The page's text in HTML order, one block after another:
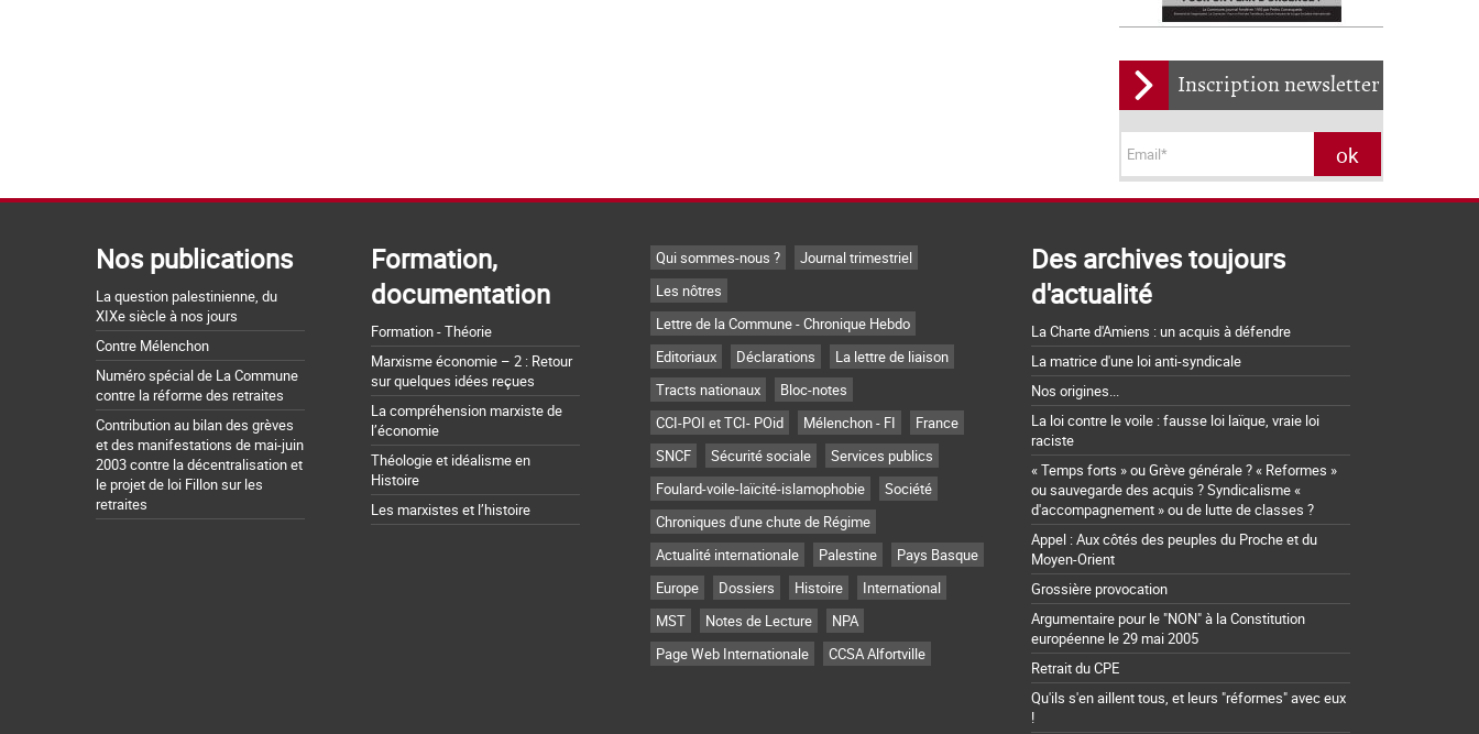
Inscription newsletter
Nos publications
La question palestinienne, du
XIXe siècle à nos jours
Contre Mélenchon
Numéro spécial de La Commune
contre la réforme des retraites
Contribution au bilan des grèves
et des manifestations de mai-juin
2003 contre la décentralisation et
le projet de loi Fillon sur les
retraites
Formation,
documentation
Formation - Théorie
Marxisme économie – 2 : Retour
sur quelques idées reçues
La compréhension marxiste de
l’économie
Théologie et idéalisme en
Histoire
Les marxistes et l’histoire
Qui sommes-nous ?
Journal trimestriel
Les nôtres
Lettre de la Commune - Chronique Hebdo
Editoriaux
Déclarations
La lettre de liaison
Tracts nationaux
Bloc-notes
CCI-POI et TCI- POid
Mélenchon - FI
France
SNCF
Sécurité sociale
Services publics
Foulard-voile-laïcité-islamophobie
Société
Chroniques d'une chute de Régime
Actualité internationale
Palestine
Pays Basque
Europe
Dossiers Histoire
International
MST
Notes de Lecture
NPA
Page Web Internationale
CCSA Alfortville
Des archives toujours
d'actualité
La Charte d'Amiens : un acquis à défendre
La matrice d'une loi anti-syndicale
Nos origines...
La loi contre le voile : fausse loi laïque, vraie loi
raciste
« Temps forts » ou Grève générale ? « Reformes »
ou sauvegarde des acquis ? Syndicalisme «
d'accompagnement » ou de lutte de classes ?
Appel : Aux côtés des peuples du Proche et du
Moyen-Orient
Grossière provocation
Argumentaire pour le "NON" à la Constitution
européenne le 29 mai 2005
Retrait du CPE
Qu'ils s'en aillent tous, et leurs "réformes" avec eux
!